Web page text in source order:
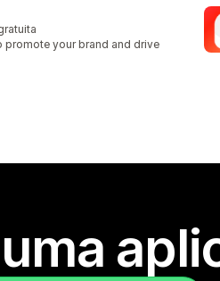
promote your brand and drive